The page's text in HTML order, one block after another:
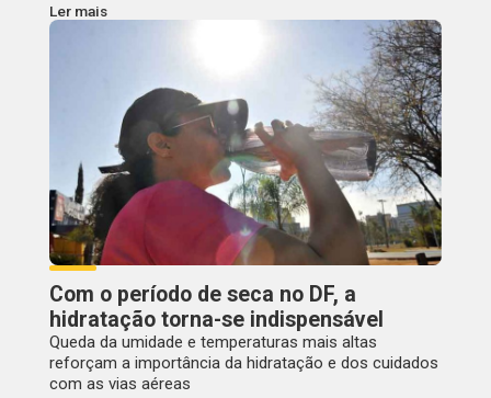
Ler mais
Com o período de seca no DF, a
hidratação torna-se indispensável
Queda da umidade e temperaturas mais altas
reforçam a importância da hidratação e dos cuidados
com as vias aéreas